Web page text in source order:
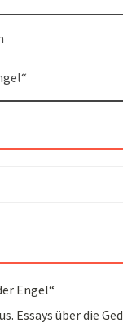
Engel“
Essays über die